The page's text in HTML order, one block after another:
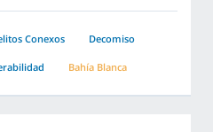
Conexos Decomiso
Bahía Blanca